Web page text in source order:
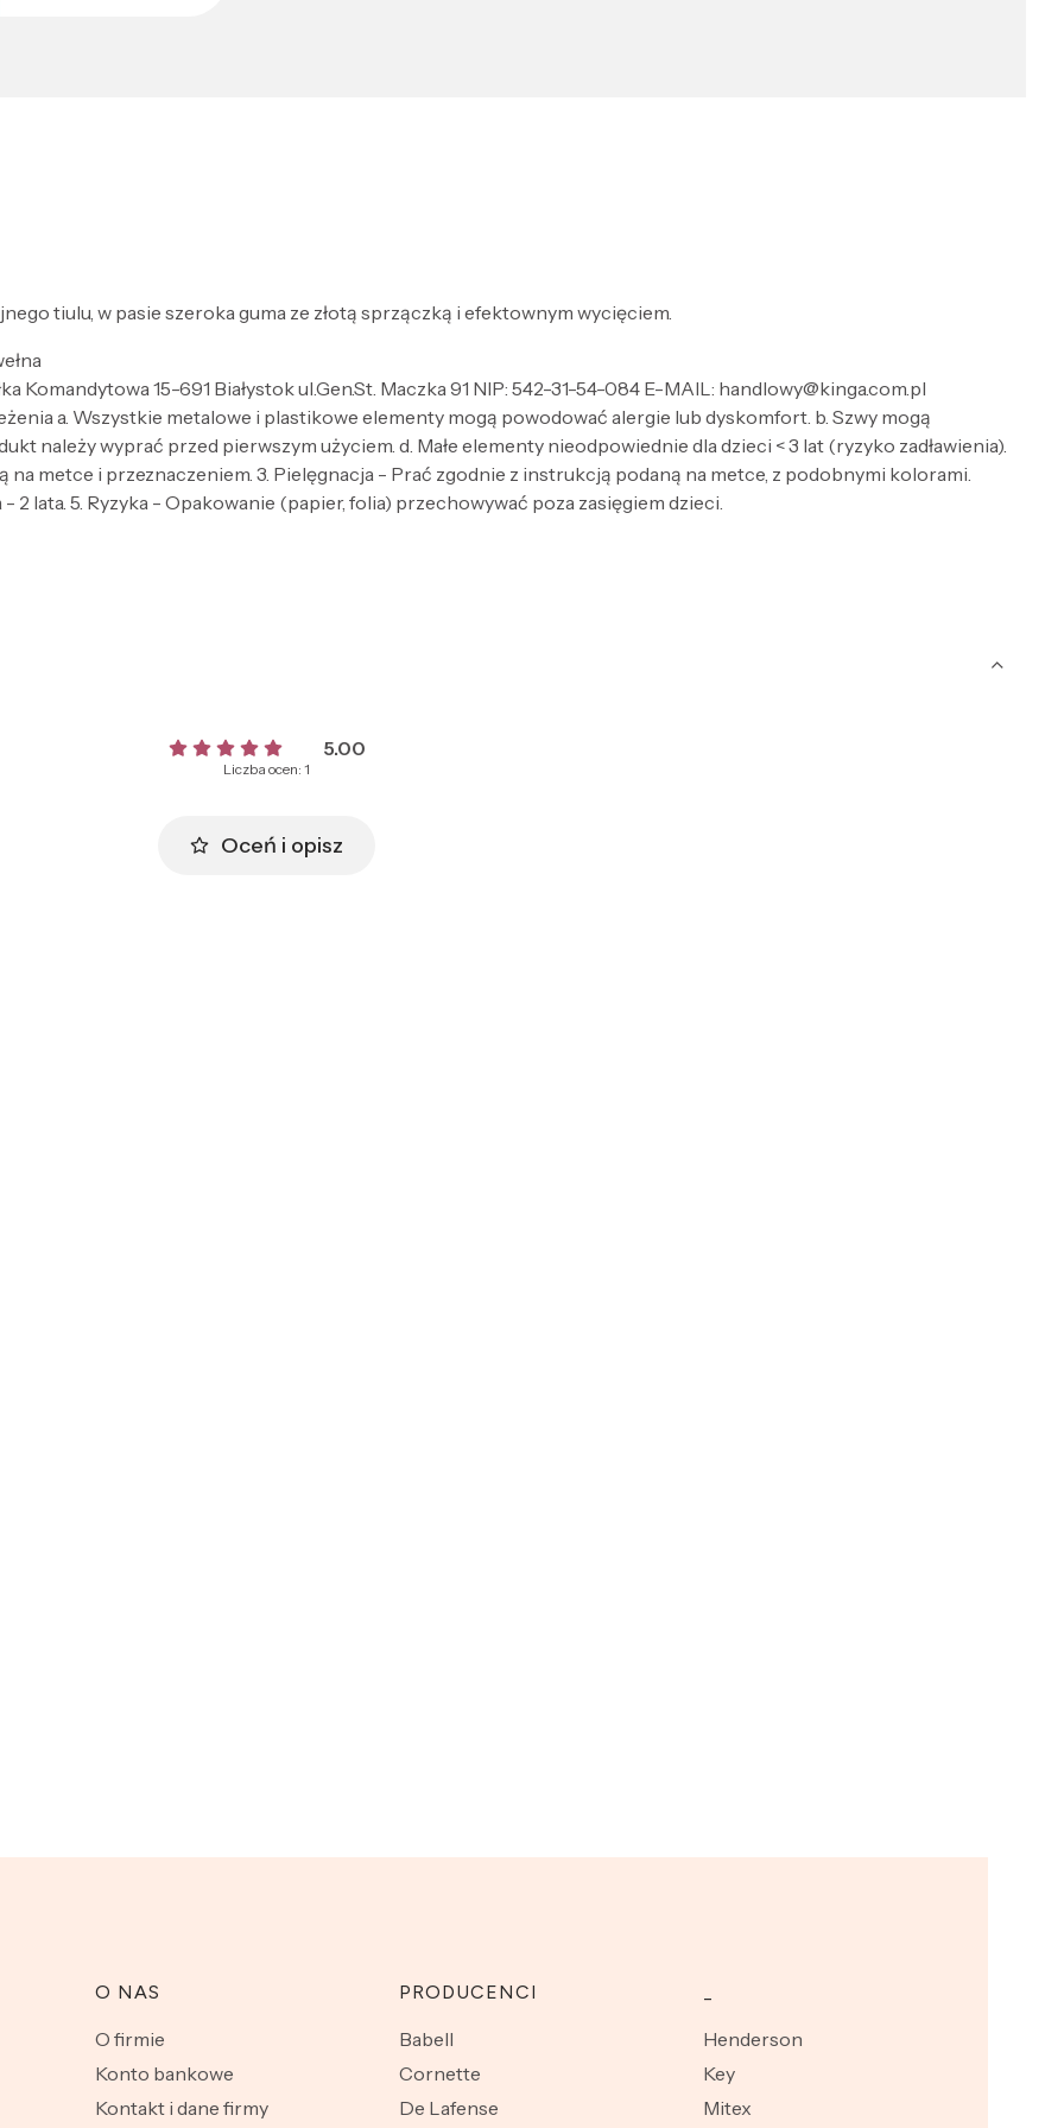
tiulu, w pasie szeroka guma ze złotą sprzączką i efektownym wycięciem.
Komandytowa 15-691 Białystok ul.Gen.St. Maczka 91 NIP: 542-31-54-084 E-MAIL: handlowy@kinga.com.pl
a. Wszystkie metalowe i plastikowe elementy mogą powodować alergie lub dyskomfort. b. Szwy mogą
należy wyprać przed pierwszym użyciem. d. Małe elementy nieodpowiednie dla dzieci < 3 lat (ryzyko zadławienia).
metce i przeznaczeniem. 3. Pielęgnacja - Prać zgodnie z instrukcją podaną na metce, z podobnymi kolorami.
2 lata. 5. Ryzyka - Opakowanie (papier, folia) przechowywać poza zasięgiem dzieci.
5.00
Liczba ocen: 1
Oceń i opisz
O NAS
O firmie
Konto bankowe
Kontakt i dane firmy
PRODUCENCI
Babell
Cornette
De Lafense
Henderson
Key
Mitex